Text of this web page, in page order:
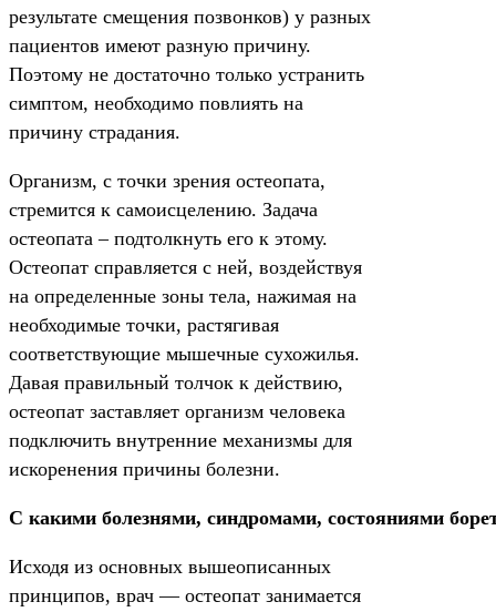
результате смещения позвонков) у разных
пациентов имеют разную причину.
Поэтому не достаточно только устранить
симптом, необходимо повлиять на
причину страдания.
Организм, с точки зрения остеопата,
стремится к самоисцелению. Задача
остеопата – подтолкнуть его к этому.
Остеопат справляется с ней, воздействуя
на определенные зоны тела, нажимая на
необходимые точки, растягивая
соответствующие мышечные сухожилья.
Давая правильный толчок к действию,
остеопат заставляет организм человека
подключить внутренние механизмы для
искоренения причины болезни.
С какими болезнями, синдромами, состояниями
Исходя из основных вышеописанных
принципов, врач — остеопат занимается